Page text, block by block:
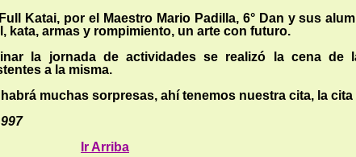
Katai, por el Maestro Mario Padilla, 6° Dan y sus
kata, armas y rompimiento, un arte con futuro.
la jornada de actividades se realizó la cena de
a la misma.
muchas sorpresas, ahí tenemos nuestra cita, la
Ir Arriba